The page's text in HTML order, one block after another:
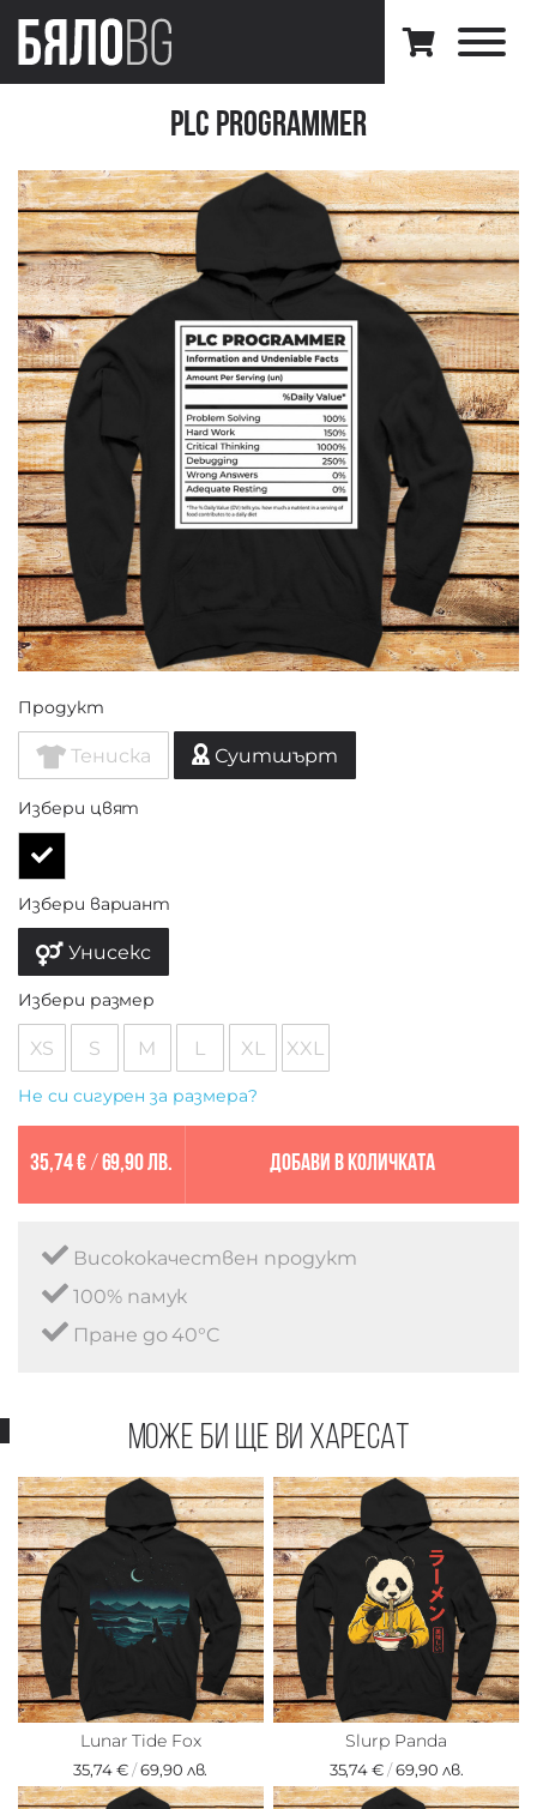
PLC Programmer
Продукт
Тениска Суитшърт
Избери цвят
Избери вариант
Унисекс
Избери размер
XS S M L XL XXL
Не си сигурен за размера?
35,74 €/ 69,90 лв. Добави в количката
Висококачествен продукт
100% памук
Пране до 40°C
Може би ще ви харесат
Lunar Tide Fox
35,74 €/69,90 лв.
Slurp Panda
35,74 €/69,90 лв.